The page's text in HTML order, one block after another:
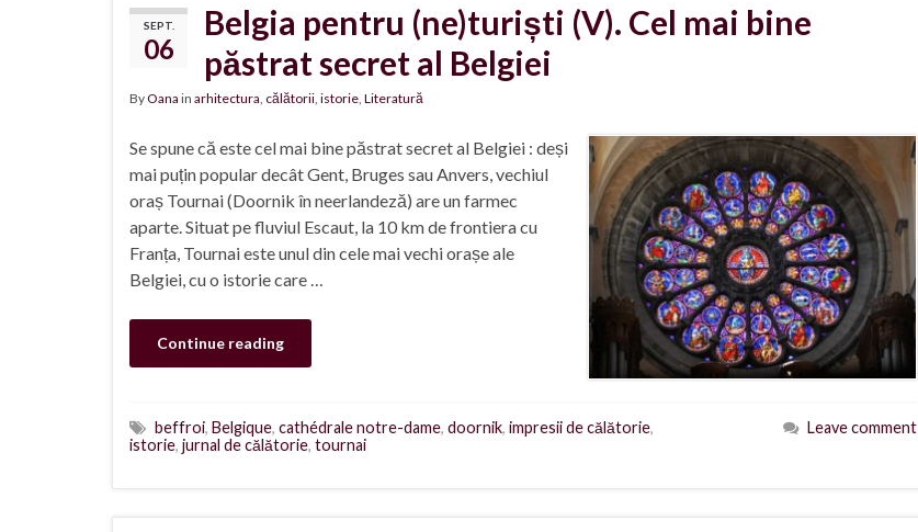
SEPT.
06
Belgia pentru (ne)turiști (V). Cel mai bine
păstrat secret al Belgiei
ByOana in arhitectura călătorii istorie Literatură
Se spune că este cel mai bine păstrat secret al Belgiei : deși
mai puțin popular decât Gent, Bruges sau Anvers, vechiul
oraș Tournai (Doornik în neerlandeză) are un farmec
aparte. Situat pe fluviul Escaut, la 10 km de frontiera cu
Franța, Tournai este unul din cele mai vechi orașe ale
Belgiei, cu o istorie care …
Continue reading
beffroi, Belgique, cathédrale notre-dame, doornik, impresii de călătorie,
istorie, jurnal de călătorie, tournai
Leave comment